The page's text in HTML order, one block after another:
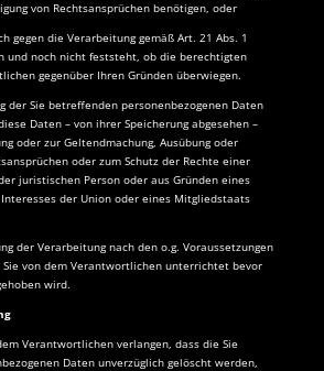
von Rechtsansprüchen benötigen, oder
gegen die Verarbeitung gemäß Art. 21 Abs. 1
und noch nicht feststeht, ob die berechtigten
gegenüber Ihren Gründen überwiegen.
der Sie betreffenden personenbezogenen Daten
Daten – von ihrer Speicherung abgesehen –
oder zur Geltendmachung, Ausübung oder
oder zum Schutz der Rechte einer
juristischen Person oder aus Gründen eines
der Union oder eines Mitgliedstaats
der Verarbeitung nach den o.g. Voraussetzungen
von dem Verantwortlichen unterrichtet bevor
wird.
Verantwortlichen verlangen, dass die Sie
Daten unverzüglich gelöscht werden,